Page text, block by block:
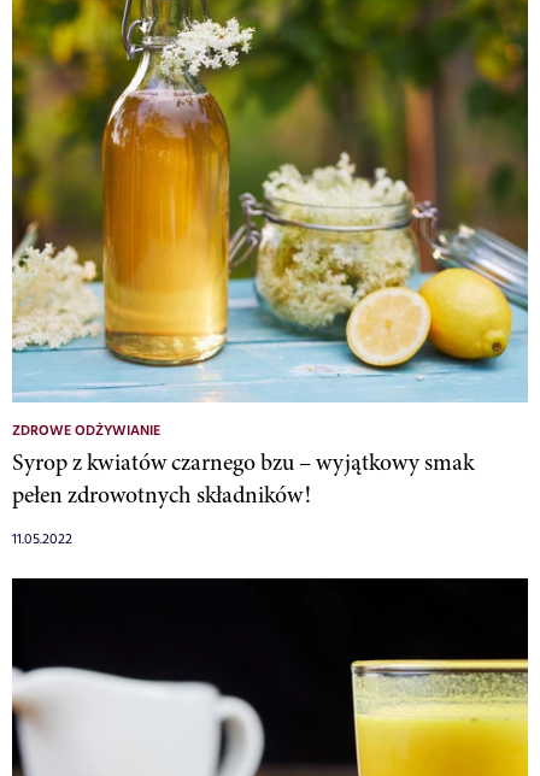
ZDROWE ODŻYWIANIE
Syrop z kwiatów czarnego bzu – wyjątkowy smak
pełen zdrowotnych składników!
11.05.2022